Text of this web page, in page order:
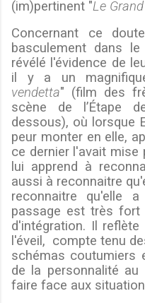
(im)pertinent "Le
Concernant ce
basculement dans le
révélé l'évidence de
il y a un
vendetta" (film des
scène de l’Étape
dessous), où lorsque
peur monter en elle,
ce dernier l'avait mise
lui apprend à
aussi à reconnaitre
reconnaitre qu'elle
passage est très
d'intégration. Il
l'éveil, compte tenu
schémas coutumiers
de la personnalité
faire face aux